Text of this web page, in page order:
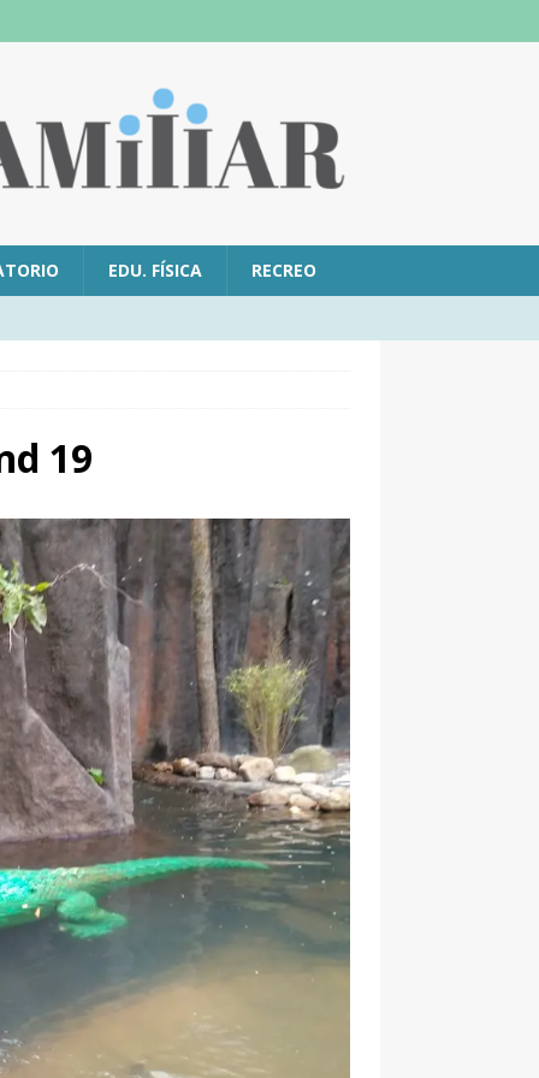
EDU. FÍSICA RECREO
19